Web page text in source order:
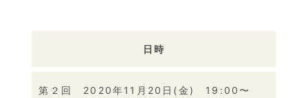
日時
第２回 2020年11月20日(金) 19:00〜